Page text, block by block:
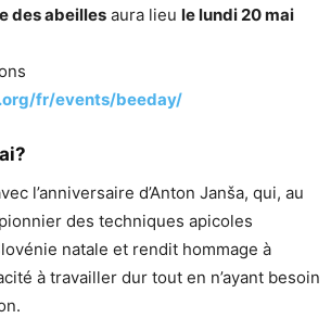
des abeilles aura lieu le lundi 20 mai
fr/events/beeday/
l’anniversaire d’Anton Janša, qui, au
des techniques apicoles
natale et rendit hommage à
à travailler dur tout en n’ayant besoin